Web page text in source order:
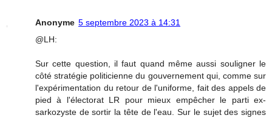
Anonyme 5 septembre 2023 à 14:31
@LH:
Sur cette question, il faut quand même aussi souligner le
côté stratégie politicienne du gouvernement qui, comme sur
l'expérimentation du retour de l'uniforme, fait des appels de
pied à l'électorat LR pour mieux empêcher le parti ex-
sarkozyste de sortir la tête de l'eau. Sur le sujet des signes